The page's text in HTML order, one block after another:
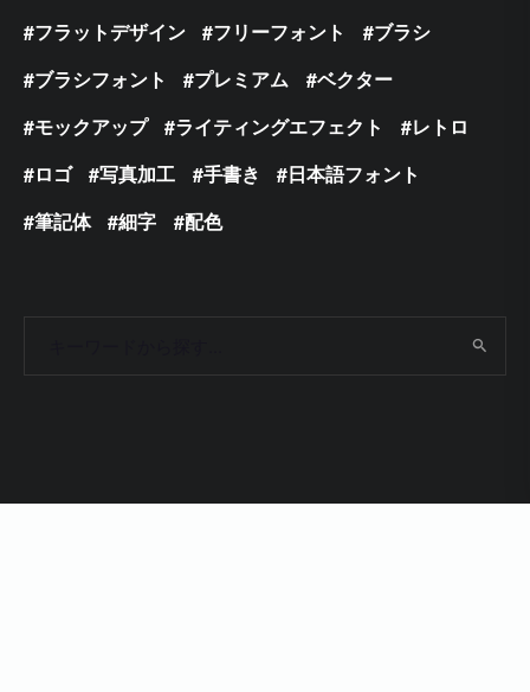
フラットデザイン
フリーフォント
ブラシ
ブラシフォント
プレミアム
ベクター
モックアップ
ライティングエフェクト
レトロ
ロゴ
写真加工 手書き
日本語フォント
筆記体
細字 配色